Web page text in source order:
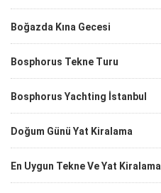
Boğazda Kına Gecesi
Bosphorus Tekne Turu
Bosphorus Yachting İstanbul
Doğum Günü Yat Kiralama
En Uygun Tekne Ve Yat Kiralama